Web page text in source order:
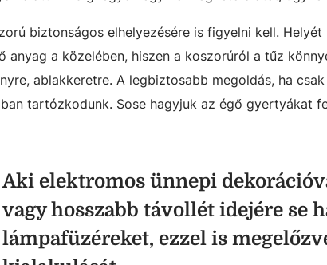
biztonságos elhelyezésére is figyelni kell.
anyag a közelében, hiszen a koszorúról a tűz
ablakkeretre. A legbiztosabb megoldás, ha
tartózkodunk. Sose hagyjuk az égő gyertyákat
Aki elektromos ünnepi
vagy hosszabb távollét idejére se
lámpafüzéreket, ezzel is